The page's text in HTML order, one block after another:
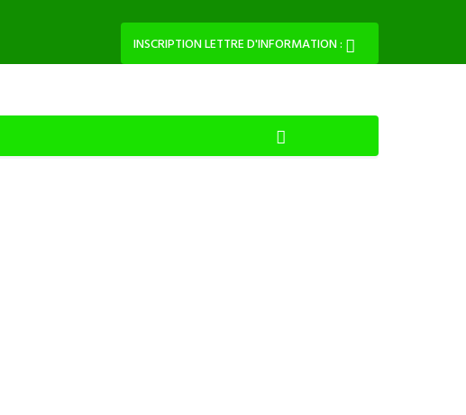
INSCRIPTION LETTRE D'INFORMATION :